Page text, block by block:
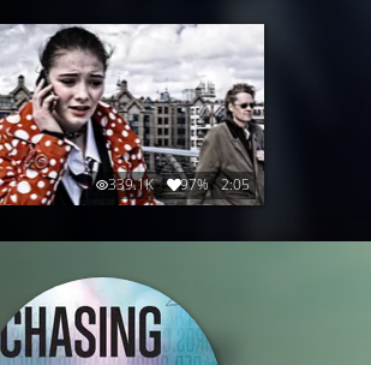
339.1K 97% 2:05